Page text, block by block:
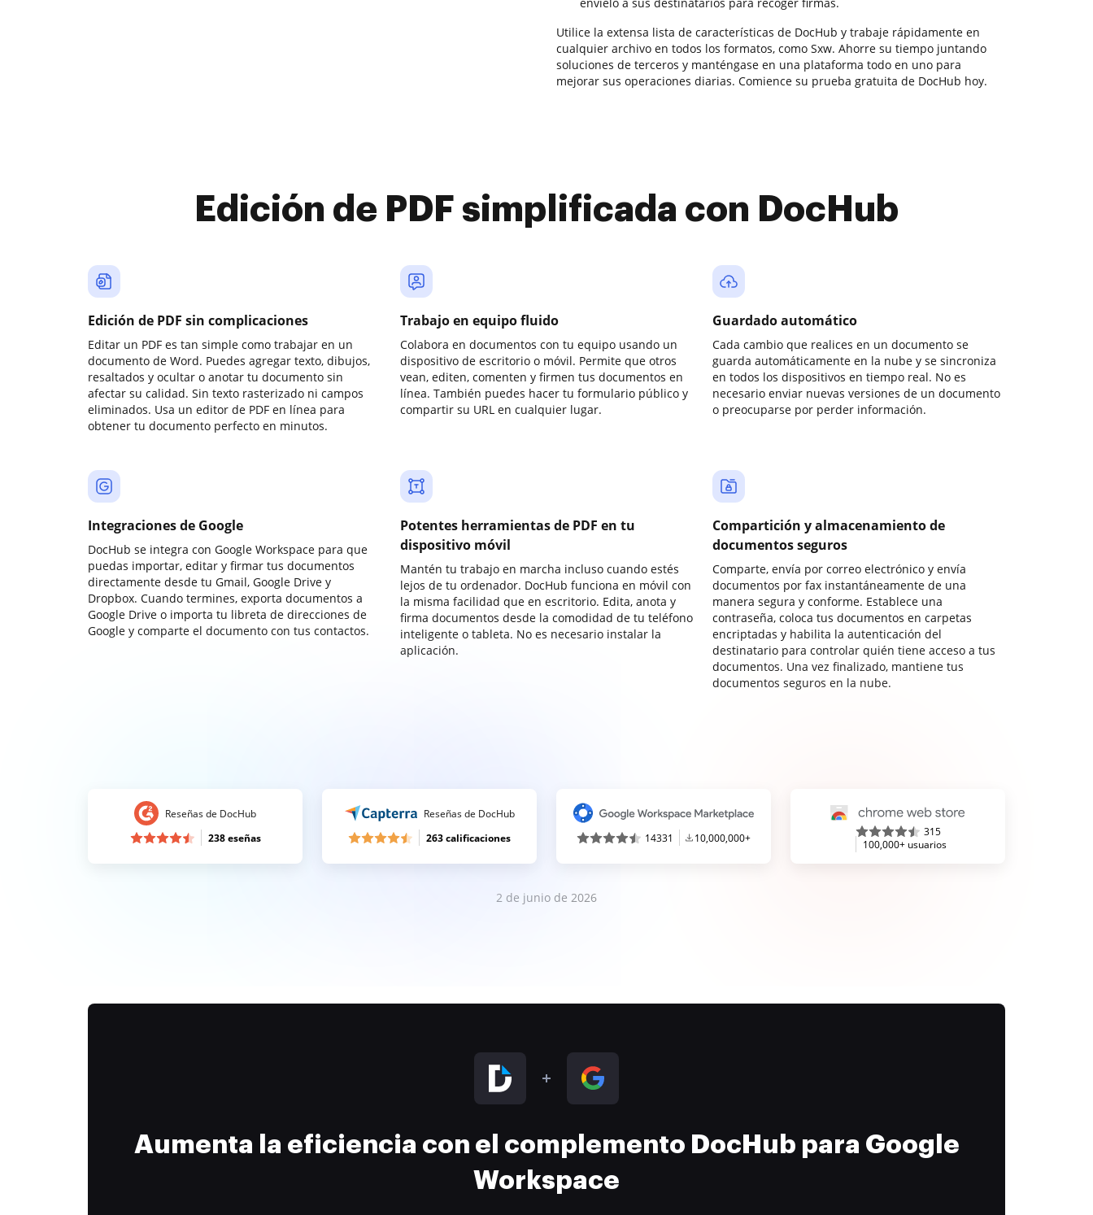
Utilice la extensa lista de características de DocHub y trabaje rápidamente en
cualquier archivo en todos los formatos, como Sxw. Ahorre su tiempo juntando
soluciones de terceros y manténgase en una plataforma todo en uno para
mejorar sus operaciones diarias. Comience su prueba gratuita de DocHub hoy.
Edición de PDF simplificada con DocHub
Edición de PDF sin complicaciones
Editar un PDF es tan simple como trabajar en un
documento de Word. Puedes agregar texto, dibujos,
resaltados y ocultar o anotar tu documento sin
afectar su calidad. Sin texto rasterizado ni campos
eliminados. Usa un editor de PDF en línea para
obtener tu documento perfecto en minutos.
Trabajo en equipo fluido
Colabora en documentos con tu equipo usando un
dispositivo de escritorio o móvil. Permite que otros
vean, editen, comenten y firmen tus documentos en
línea. También puedes hacer tu formulario público y
compartir su URL en cualquier lugar.
Guardado automático
Cada cambio que realices en un documento se
guarda automáticamente en la nube y se sincroniza
en todos los dispositivos en tiempo real. No es
necesario enviar nuevas versiones de un documento
o preocuparse por perder información.
Integraciones de Google
DocHub se integra con Google Workspace para que
puedas importar, editar y firmar tus documentos
directamente desde tu Gmail, Google Drive y
Dropbox. Cuando termines, exporta documentos a
Google Drive o importa tu libreta de direcciones de
Google y comparte el documento con tus contactos.
Potentes herramientas de PDF en tu
dispositivo móvil
Mantén tu trabajo en marcha incluso cuando estés
lejos de tu ordenador. DocHub funciona en móvil con
la misma facilidad que en escritorio. Edita, anota y
firma documentos desde la comodidad de tu teléfono
inteligente o tableta. No es necesario instalar la
aplicación.
Compartición y almacenamiento de
documentos seguros
Comparte, envía por correo electrónico y envía
documentos por fax instantáneamente de una
manera segura y conforme. Establece una
contraseña, coloca tus documentos en carpetas
encriptadas y habilita la autenticación del
destinatario para controlar quién tiene acceso a tus
documentos. Una vez finalizado, mantiene tus
documentos seguros en la nube.
Reseñas de DocHub
238 eseñas
Reseñas de DocHub
263 calificaciones
14331 10,000,000+
315
100,000+ usuarios
2 de junio de 2026
Aumenta la eficiencia con el complemento DocHub para Google
Workspace